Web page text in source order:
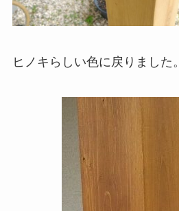
ヒノキらしい色に戻りました。